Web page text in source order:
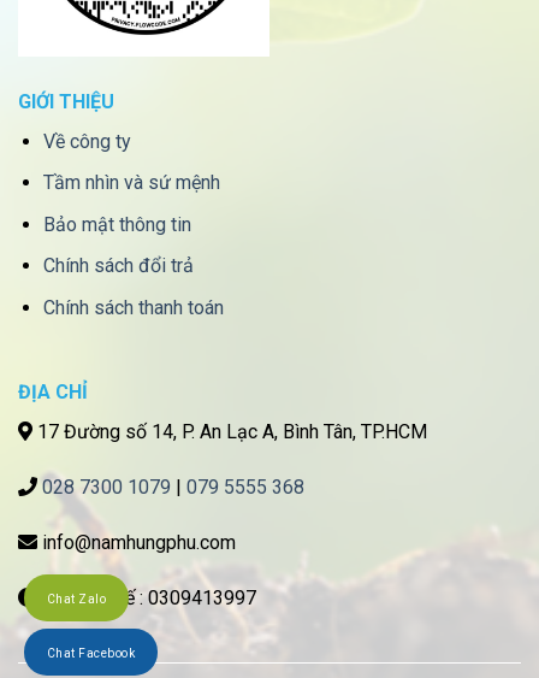
GIỚI THIỆU
Về công ty
Tầm nhìn và sứ mệnh
Bảo mật thông tin
Chính sách đổi trả
Chính sách thanh toán
ĐỊA CHỈ
17 Đường số 14, P. An Lạc A, Bình Tân, TP.HCM
028 7300 1079 079 5555 368
info@namhungphu.com
Mã số thuế : 0309413997
Chat Zalo
Chat Facebook